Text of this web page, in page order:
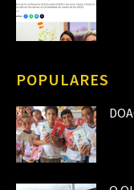
POPULARES